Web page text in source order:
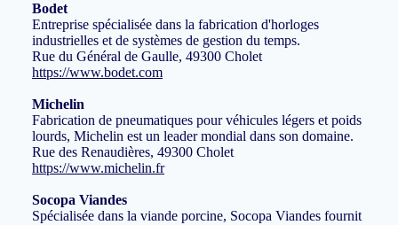
Bodet
Entreprise spécialisée dans la fabrication d'horloges
industrielles et de systèmes de gestion du temps.
Rue du Général de Gaulle, 49300 Cholet
https://www.bodet.com
Michelin
Fabrication de pneumatiques pour véhicules légers et poids
lourds, Michelin est un leader mondial dans son domaine.
Rue des Renaudières, 49300 Cholet
https://www.michelin.fr
Socopa Viandes
Spécialisée dans la viande porcine, Socopa Viandes fournit